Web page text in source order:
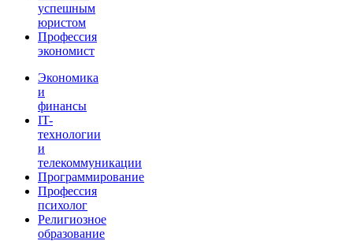
успешным
юристом
Профессия
экономист
Экономика
и
финансы
IT-
технологии
и
телекоммуникации
Программирование
Профессия
психолог
Религиозное
образование